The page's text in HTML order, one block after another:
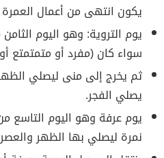
يكون انتهى من أعمال العمرة
يوم التروية: وهو اليوم
سواء كان (مفرد أو متمتمتع
ثم يخرج إلى منى ليصلي
يصلي الفجر.
يوم عرفة وهو اليوم التاسع
نمرة ليصلي بها الظهر